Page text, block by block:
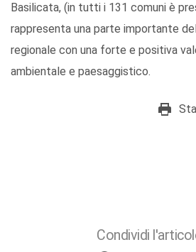
Basilicata, (in tutti i 131 comuni è
rappresenta una parte importante
regionale con una forte e positiva
ambientale e paesaggistico.
Condividi